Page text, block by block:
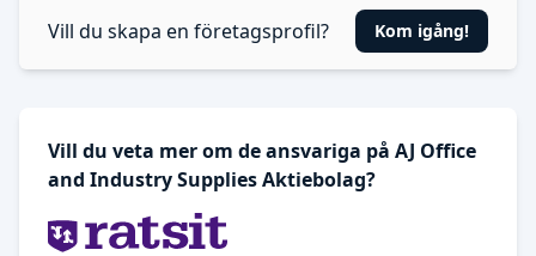
Vill du skapa en företagsprofil? Kom igång!
Vill du veta mer om de ansvariga på AJ Office
and Industry Supplies Aktiebolag?